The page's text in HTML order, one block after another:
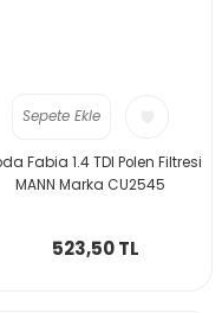
Sepete Ekle
Fabia 1.4 TDI Polen Filtresi
MANN Marka CU2545
523,50 TL